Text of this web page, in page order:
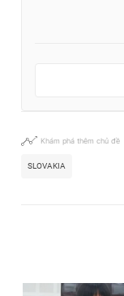
Khám phá thêm chủ đề
SLOVAKIA